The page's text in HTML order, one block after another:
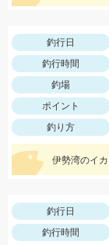
釣行日
釣行時間
釣場
ポイント
釣り方
釣行日
釣行時間